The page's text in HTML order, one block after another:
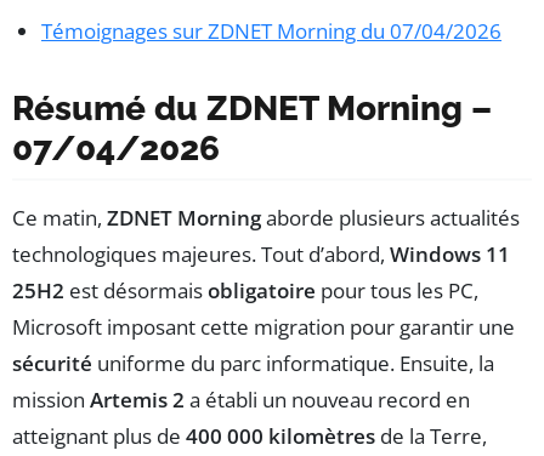
Témoignages sur ZDNET Morning du 07/04/2026
Résumé du ZDNET Morning –
07/04/2026
Ce matin, ZDNET Morningaborde plusieurs actualités
technologiques majeures. Tout d’abord, Windows 11
25H2 est désormaisobligatoire pour tous les PC,
Microsoft imposant cette migration pour garantir une
sécurité uniforme du parc informatique. Ensuite, la
mission Artemis 2 a établi un nouveau record en
atteignant plus de 400 000 kilomètres de la Terre,